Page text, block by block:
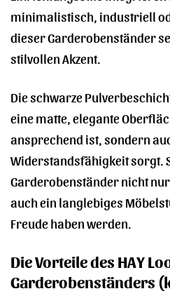
minimalistisch, industriell
dieser Garderobenständer
stilvollen Akzent.
Die schwarze
eine matte, elegante
ansprechend ist, sondern
Widerstandsfähigkeit sorgt.
Garderobenständer nicht
auch ein langlebiges
Freude haben werden.
Die Vorteile des HAY
Garderobenständers